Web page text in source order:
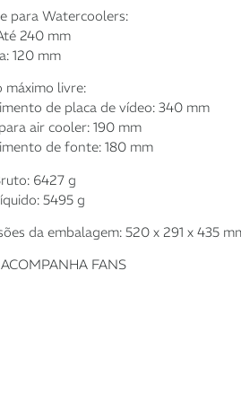
para Watercoolers:
240 mm
120 mm
máximo livre:
de placa de vídeo: 340 mm
air cooler: 190 mm
de fonte: 180 mm
6427 g
5495 g
da embalagem: 520 x 291 x 435
FANS